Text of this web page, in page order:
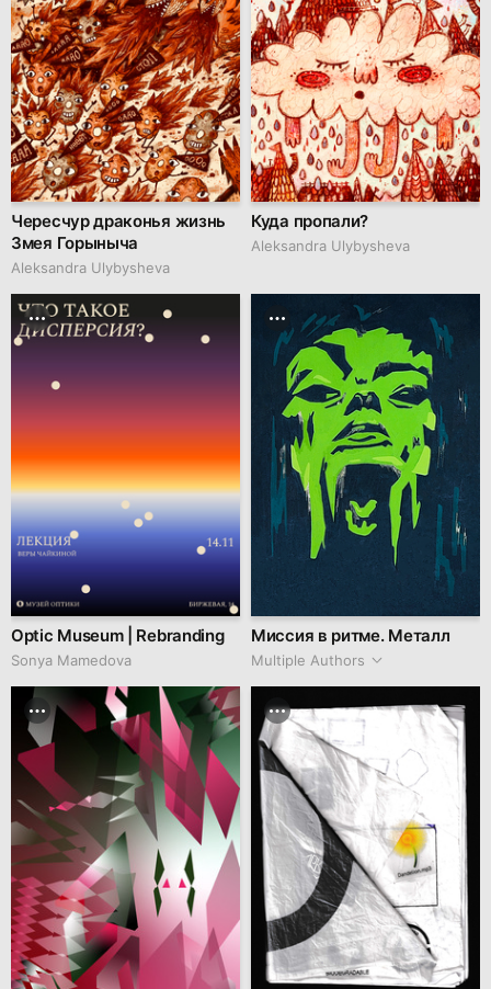
Чересчур драконья жизнь
Змея Горыныча
Aleksandra Ulybysheva
Куда пропали?
Aleksandra Ulybysheva
Optic Museum | Rebranding
Sonya Mamedova
Миссия в ритме. Металл
Multiple Authors